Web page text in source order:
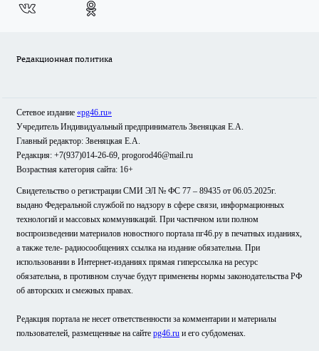
Редакционная политика
Сетевое издание «pg46.ru»
Учредитель Индивидуальный предприниматель Звеняцкая Е.А.
Главный редактор: Звеняцкая Е.А.
Редакция: +7(937)014-26-69, progorod46@mail.ru
Возрастная категория сайта: 16+
Свидетельство о регистрации СМИ ЭЛ № ФС 77 – 89435 от 06.05.2025г.
выдано Федеральной службой по надзору в сфере связи, информационных
технологий и массовых коммуникаций. При частичном или полном
воспроизведении материалов новостного портала пг46.ру в печатных изданиях,
а также теле- радиосообщениях ссылка на издание обязательна. При
использовании в Интернет-изданиях прямая гиперссылка на ресурс
обязательна, в противном случае будут применены нормы законодательства РФ
об авторских и смежных правах.
Редакция портала не несет ответственности за комментарии и материалы
пользователей, размещенные на сайте pg46.ru и его субдоменах.